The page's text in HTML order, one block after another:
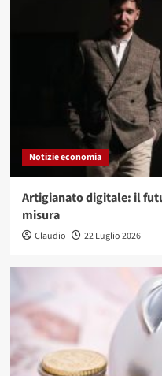
Notizie economia
Artigianato digitale: il
misura
Claudio 22 Luglio 2026